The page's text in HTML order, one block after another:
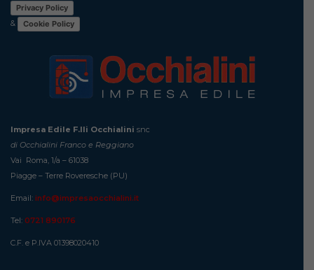
Privacy Policy
&
Cookie Policy
Impresa Edile F.lli Occhialini snc
di Occhialini Franco e Reggiano
Vai Roma, 1/a – 61038
Piagge – Terre Roveresche (PU)
Email: info@impresaocchialini.it
Tel: 0721 890176
C.F. e P.IVA 01398020410